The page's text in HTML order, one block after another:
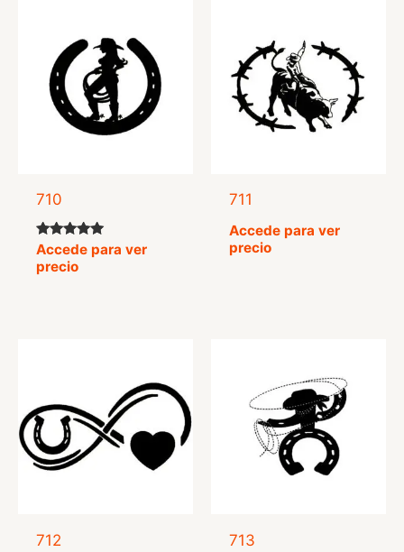
710
Valorado
con
5.00
Accede para ver
precio
711
Accede para ver
precio
712 713